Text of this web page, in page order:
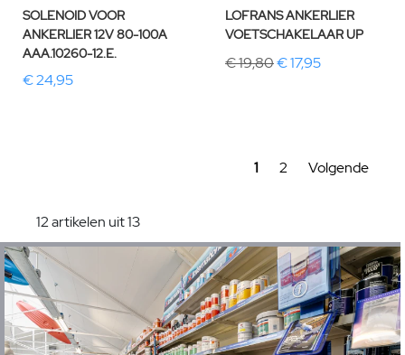
SOLENOID VOOR
ANKERLIER 12V 80-100A
AAA.10260-12.E.
€ 24,95
LOFRANS ANKERLIER
VOETSCHAKELAAR UP
€ 19,80€ 17,95
1 2 Volgende
12 artikelen uit 13